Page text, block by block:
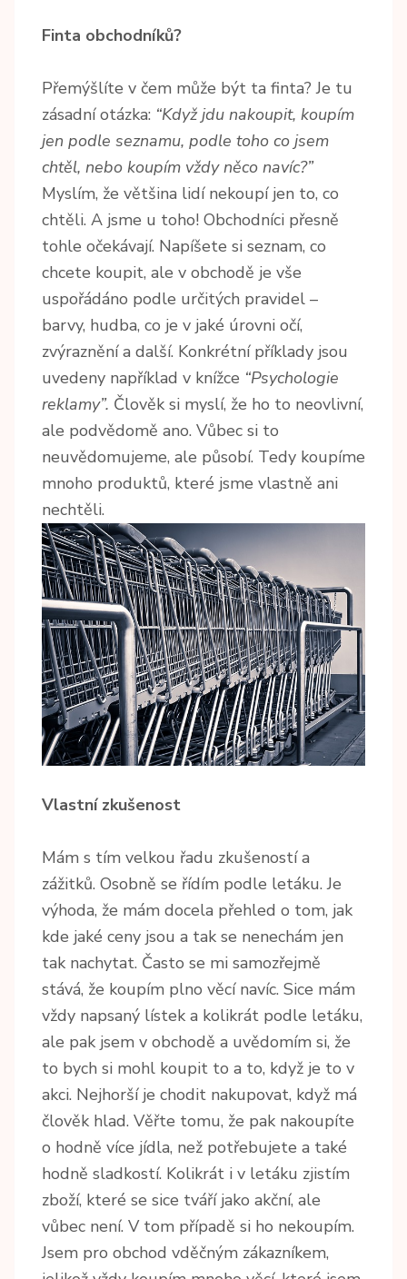
Finta obchodníků?
Přemýšlíte v čem může být ta finta? Je tu
zásadní otázka: “Když jdu nakoupit, koupím
jen podle seznamu, podle toho co jsem
chtěl, nebo koupím vždy něco navíc?”
Myslím, že většina lidí nekoupí jen to, co
chtěli. A jsme u toho! Obchodníci přesně
tohle očekávají. Napíšete si seznam, co
chcete koupit, ale v obchodě je vše
uspořádáno podle určitých pravidel –
barvy, hudba, co je v jaké úrovni očí,
zvýraznění a další. Konkrétní příklady jsou
uvedeny například v knížce “Psychologie
reklamy”. Člověk si myslí, že ho to neovlivní,
ale podvědomě ano. Vůbec si to
neuvědomujeme, ale působí. Tedy koupíme
mnoho produktů, které jsme vlastně ani
nechtěli.
Vlastní zkušenost
Mám s tím velkou řadu zkušeností a
zážitků. Osobně se řídím podle letáku. Je
výhoda, že mám docela přehled o tom, jak
kde jaké ceny jsou a tak se nenechám jen
tak nachytat. Často se mi samozřejmě
stává, že koupím plno věcí navíc. Sice mám
vždy napsaný lístek a kolikrát podle letáku,
ale pak jsem v obchodě a uvědomím si, že
to bych si mohl koupit to a to, když je to v
akci. Nejhorší je chodit nakupovat, když má
člověk hlad. Věřte tomu, že pak nakoupíte
o hodně více jídla, než potřebujete a také
hodně sladkostí. Kolikrát i v letáku zjistím
zboží, které se sice tváří jako akční, ale
vůbec není. V tom případě si ho nekoupím.
Jsem pro obchod vděčným zákazníkem,